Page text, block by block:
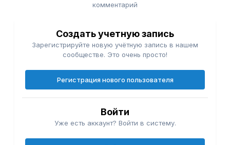
комментарий
Создать учетную запись
Зарегистрируйте новую учётную запись в нашем
сообществе. Это очень просто!
Регистрация нового пользователя
Войти
Уже есть аккаунт? Войти в систему.